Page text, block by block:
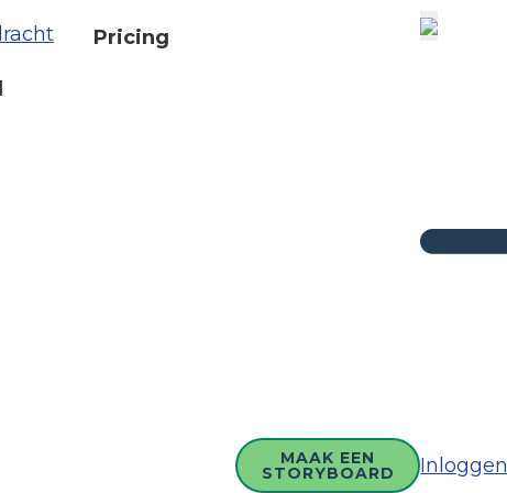
Pricing
MAAK EEN
STORYBOARD Inloggen